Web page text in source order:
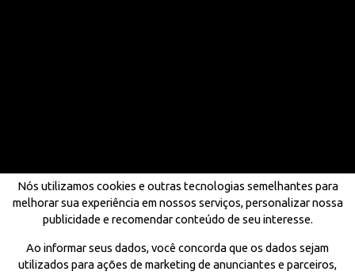
Nós utilizamos cookies e outras tecnologias semelhantes para
melhorar sua experiência em nossos serviços, personalizar nossa
publicidade e recomendar conteúdo de seu interesse.
Ao informar seus dados, você concorda que os dados sejam
utilizados para ações de marketing de anunciantes e parceiros,